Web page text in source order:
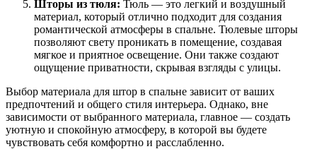
Шторы из тюля: Тюль — это легкий и воздушный
материал, который отлично подходит для создания
романтической атмосферы в спальне. Тюлевые шторы
позволяют свету проникать в помещение, создавая
мягкое и приятное освещение. Они также создают
ощущение приватности, скрывая взгляды с улицы.
Выбор материала для штор в спальне зависит от ваших
предпочтений и общего стиля интерьера. Однако, вне
зависимости от выбранного материала, главное — создать
уютную и спокойную атмосферу, в которой вы будете
чувствовать себя комфортно и расслабленно.